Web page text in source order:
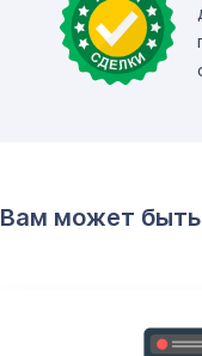
Вам может быть